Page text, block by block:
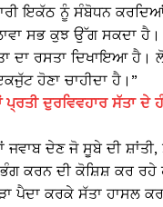
ਇਕੱਠ ਨੂੰ ਸੰਬੋਧਨ
ਸਭ ਕੁਝ ਉੱਗ ਸਕਦਾ
ਦਾ ਰਸਤਾ ਦਿਖਾਇਆ ਹੈ।
ਹੋਣਾ ਚਾਹੀਦਾ ਹੈ।”
ਦੁਰਵਿਵਹਾਰ ਸੱਤਾ
ਜਵਾਬ ਦੇਣ ਜੋ ਸੂਬੇ ਦੀ
ਕਰਨ ਦੀ ਕੋਸ਼ਿਸ਼ ਕਰ
ਪੈਦਾ ਕਰਕੇ ਸੱਤਾ ਹਾਸਲ